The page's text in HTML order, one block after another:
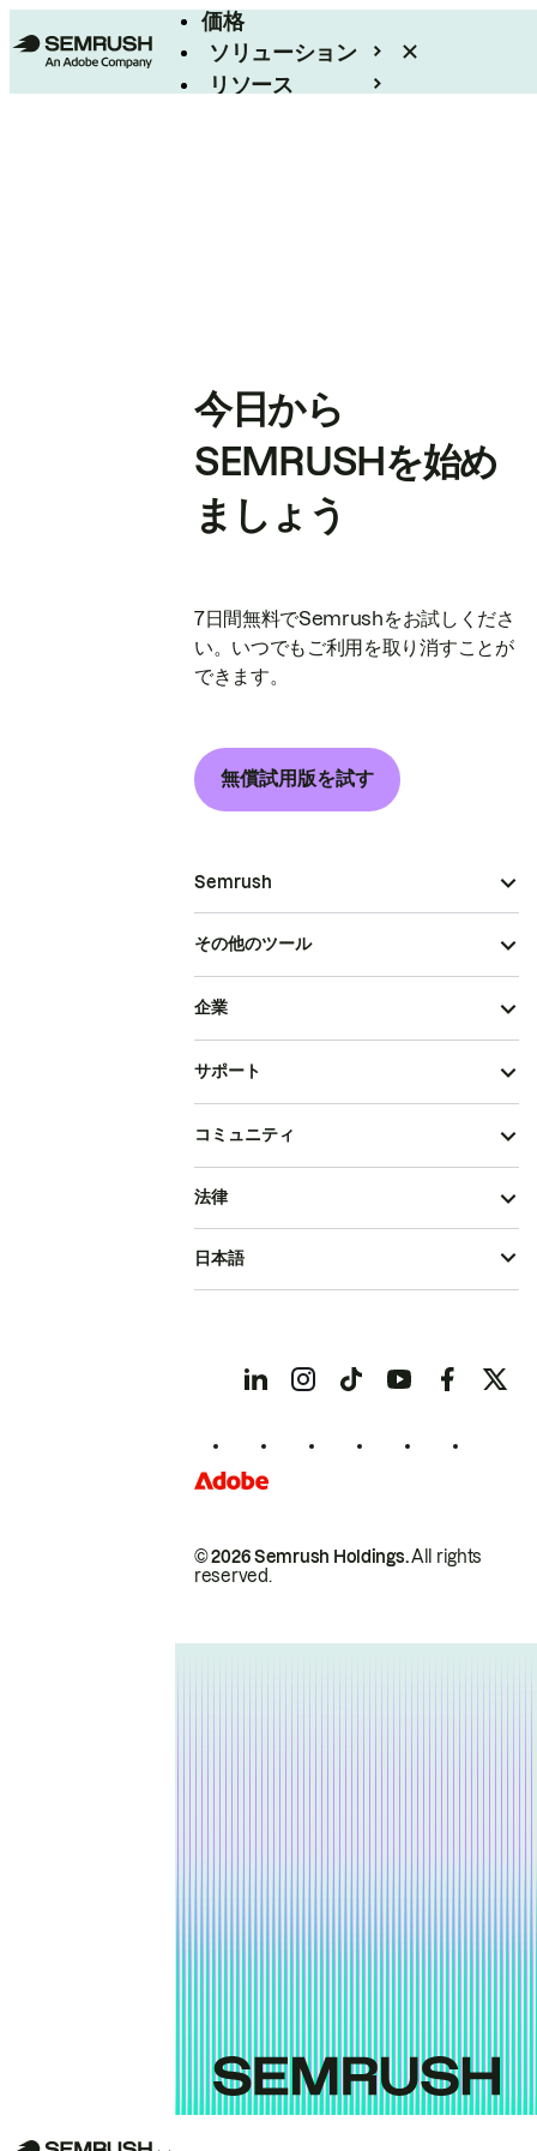
価格
ソリューション
リソース
今日から
SEMRUSHを始め
ましょう
7日間無料でSemrushをお試しくださ
い。いつでもご利用を取り消すことが
できます。
無償試用版を試す
Semrush
その他のツール
企業
サポート
コミュニティ
© 2026 Semrush Holdings.All rights
reserved.
法律
日本語